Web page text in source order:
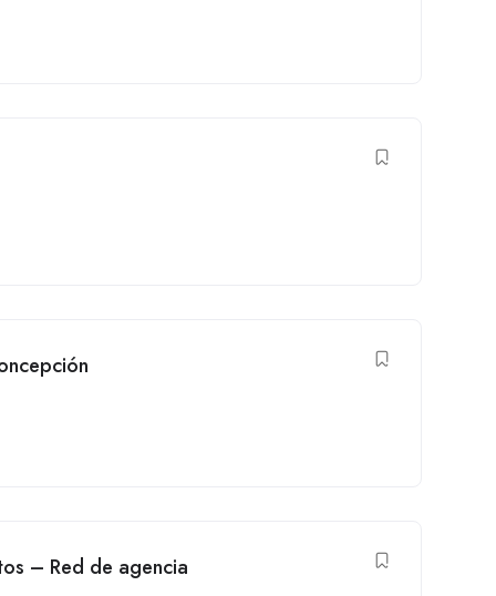
– Red de agencia